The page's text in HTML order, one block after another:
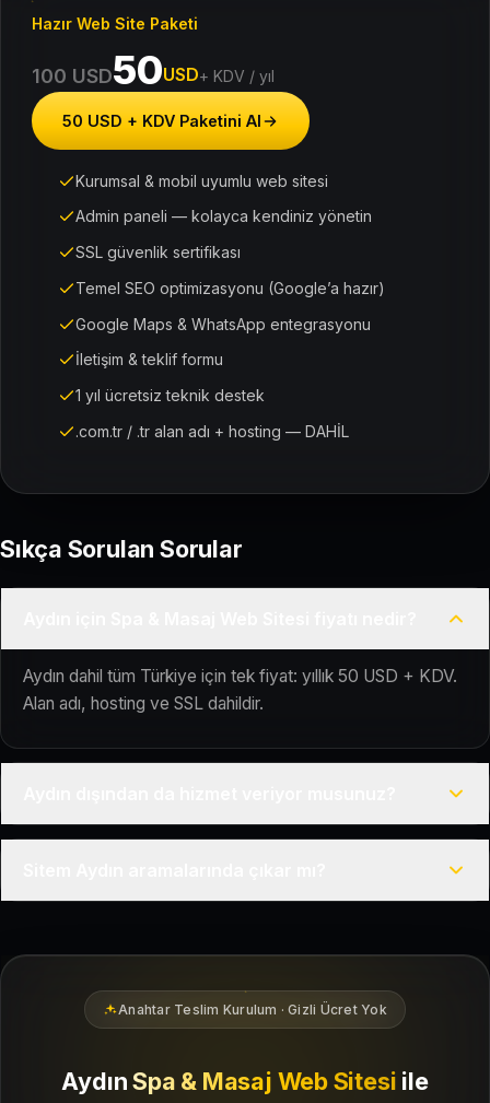
Hazır Web Site Paketi
100 USD50USD+ KDV / yıl
50 USD + KDV Paketini Al
Kurumsal & mobil uyumlu web sitesi
Admin paneli — kolayca kendiniz yönetin
SSL güvenlik sertifikası
Temel SEO optimizasyonu (Google’a hazır)
Google Maps & WhatsApp entegrasyonu
İletişim & teklif formu
1 yıl ücretsiz teknik destek
.com.tr / .tr alan adı + hosting — DAHİL
Sıkça Sorulan Sorular
Aydın dahil tüm Türkiye için tek fiyat: yıllık 50 USD + KDV.
Alan adı, hosting ve SSL dahildir.
Aydın bölgesindeki yerel müşterilerin sizi bulmasına
Anahtar Teslim Kurulum · Gizli Ücret Yok
AydınSpa & Masaj Web Sitesi ile